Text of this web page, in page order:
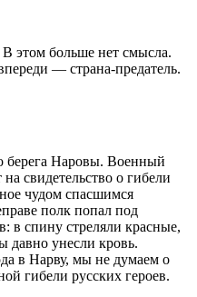
этом больше нет смысла.
— страна-предатель.
берега Наровы. Военный
свидетельство о гибели
чудом спасшимся
полк попал под
в спину стреляли красные,
унесли кровь.
в Нарву, мы не думаем о
гибели русских героев.